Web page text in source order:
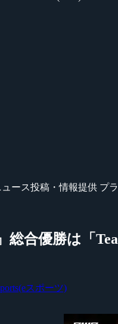
ュース投稿・情報提供 プ
総合優勝は「
スポーツ)